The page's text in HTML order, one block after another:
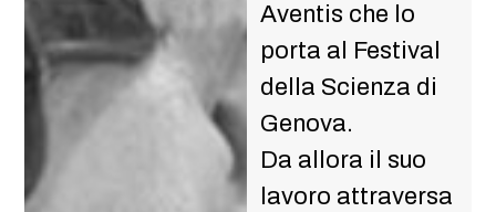
Aventis che lo
porta al Festival
della Scienza di
Genova.
Da allora il suo
lavoro attraversa